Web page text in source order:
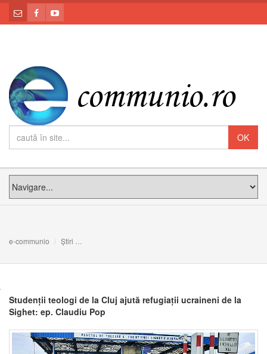
e-communio Știri
Studenții teologi de la Cluj ajută refugiații ucraineni de la
Sighet: ep. Claudiu Pop